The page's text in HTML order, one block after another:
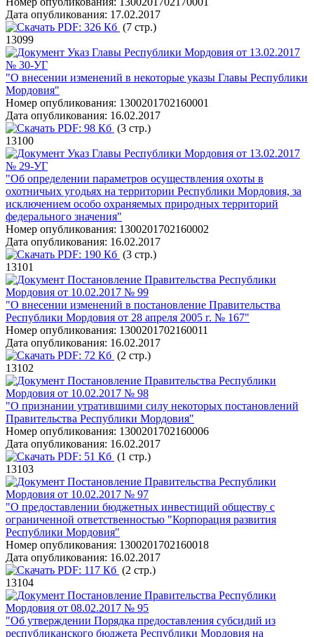
Дата опубликования: 17.02.2017
PDF: 326 Кб (7 стр.)
13099
Указ Главы Республики Мордовия от 13.02.2017
№ 30-УГ
"О внесении изменений в некоторые указы Главы Республики
Мордовия"
Номер опубликования: 1300201702160001
Дата опубликования: 16.02.2017
PDF: 98 Кб (3 стр.)
13100
Указ Главы Республики Мордовия от 13.02.2017
№ 29-УГ
"Об определении параметров осуществления охоты в
охотничьих угодьях на территории Республики Мордовия, за
исключением особо охраняемых природных территорий
федерального значения"
Номер опубликования: 1300201702160002
Дата опубликования: 16.02.2017
PDF: 190 Кб (3 стр.)
13101
Постановление Правительства Республики
Мордовия от 10.02.2017 № 99
"О внесении изменений в постановление Правительства
Республики Мордовия от 28 апреля 2005 г. № 167"
Номер опубликования: 1300201702160011
Дата опубликования: 16.02.2017
PDF: 72 Кб (2 стр.)
13102
Постановление Правительства Республики
Мордовия от 10.02.2017 № 98
"О признании утратившими силу некоторых постановлений
Правительства Республики Мордовия"
Номер опубликования: 1300201702160006
Дата опубликования: 16.02.2017
PDF: 51 Кб (1 стр.)
13103
Постановление Правительства Республики
Мордовия от 10.02.2017 № 97
"О предоставлении бюджетных инвестиций обществу с
ограниченной ответственностью "Корпорация развития
Республики Мордовия"
Номер опубликования: 1300201702160018
Дата опубликования: 16.02.2017
PDF: 117 Кб (2 стр.)
13104
Постановление Правительства Республики
Мордовия от 08.02.2017 № 95
"Об утверждении Порядка предоставления субсидий из
республиканского бюджета Республики Мордовия на